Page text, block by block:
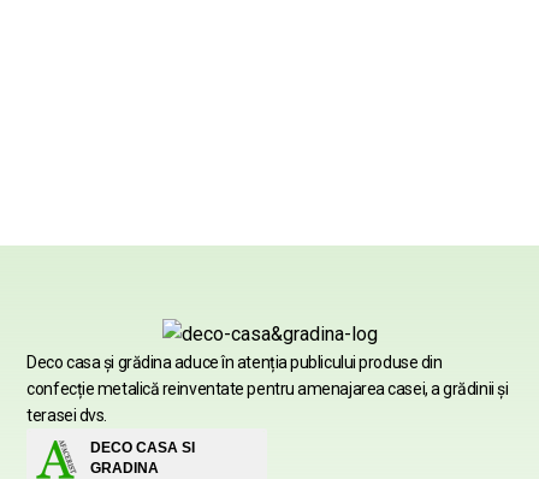
Deco casa şi grădina aduce în atenția publicului produse din
confecție metalică reinventate pentru amenajarea casei, a grădinii şi
terasei dvs.
DECO CASA SI
GRADINA